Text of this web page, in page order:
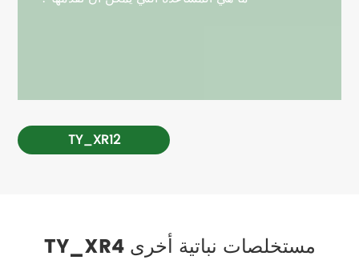
TY_XR12
TY_XR4 مستخلصات نباتية أخرى